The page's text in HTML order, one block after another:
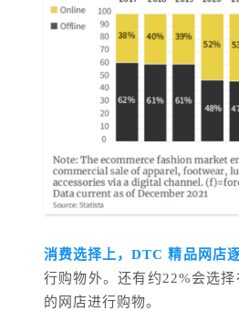
消费选择上，DTC 精品网店
行购物外。还有约22%会选
的网店进行购物。